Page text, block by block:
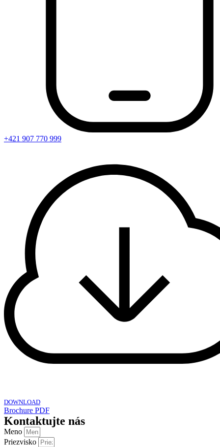
+421 907 770 999
DOWNLOAD
Brochure PDF
Kontaktujte nás
Meno
Priezvisko